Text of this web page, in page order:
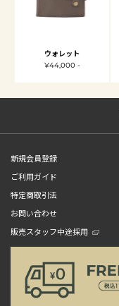
ウォレット
¥44,000 -
新規会員登録
ご利用ガイド
特定商取引法
お問い合わせ
販売スタッフ中途採用